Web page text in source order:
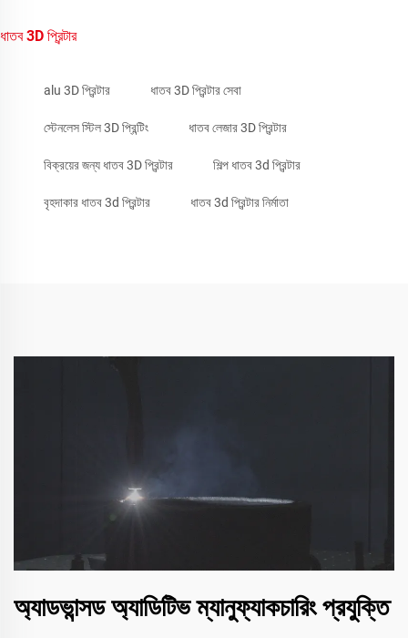
ধাতব 3D প্রিন্টার
alu 3D প্রিন্টার ধাতব 3D প্রিন্টার সেবা
স্টেনলেস স্টিল 3D প্রিন্টিং ধাতব লেজার 3D প্রিন্টার
বিক্রয়ের জন্য ধাতব 3D প্রিন্টার শিল্প ধাতব 3d প্রিন্টার
বৃহদাকার ধাতব 3d প্রিন্টার ধাতব 3d প্রিন্টার নির্মাতা
অ্যাডভান্সড অ্যাডিটিভ ম্যানুফ্যাকচারিং প্রযুক্তি